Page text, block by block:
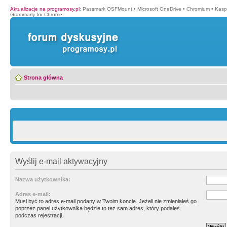
Aktualizacje na programosy.pl: Passmark OSFMount • Microsoft OneDrive • Chromium •
Grammarly for Chrome
Strona główna
Wyślij e-mail aktywacyjny
Nazwa użytkownika:
Adres e-mail:
Musi być to adres e-mail podany w Twoim koncie. Jeżeli nie zmieniałeś go
poprzez panel użytkownika będzie to tez sam adres, który podałeś
podczas rejestracji.